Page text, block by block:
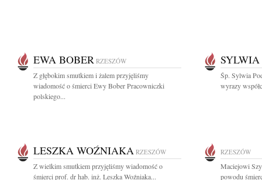
EWA BOBER RZESZÓW
Z głębokim smutkiem i żalem przyjęliśmy
wiadomość o śmierci Ewy Bober Pracowniczki
polskiego...
Śp. Sylwia
wyrazy
LESZKA WOŹNIAKA RZESZÓW
Z wielkim smutkiem przyjęliśmy wiadomość o
śmierci prof. dr hab. inż. Leszka Woźniaka...
RZESZÓW
Maciejowi
powodu